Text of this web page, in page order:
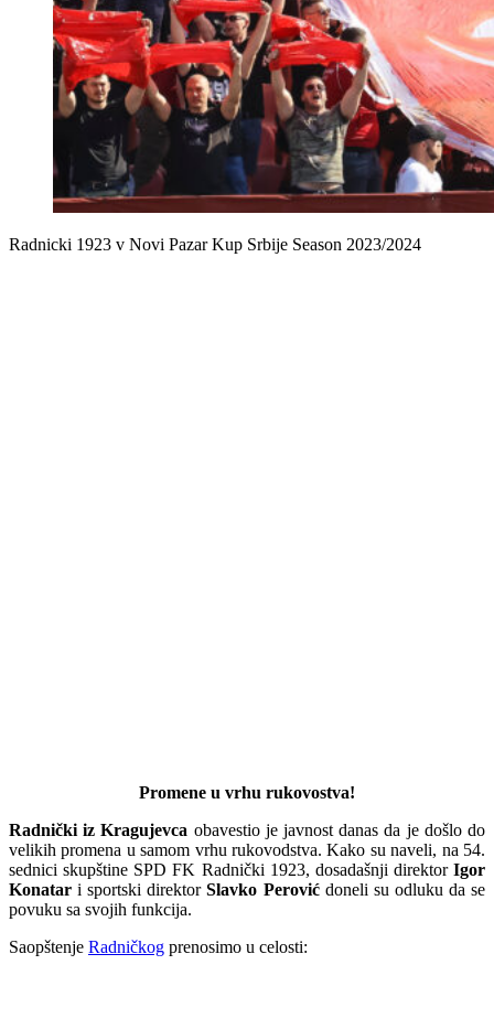
Radnicki 1923 v Novi Pazar Kup Srbije Season 2023/2024
Promene u vrhu rukovostva!
Radnički iz Kragujevca obavestio je javnost danas da je došlo do
velikih promena u samom vrhu rukovodstva. Kako su naveli, na 54.
sednici skupštine SPD FK Radnički 1923, dosadašnji direktorIgor
Konatar i sportski direktorSlavko Perovićdoneli su odluku da se
povuku sa svojih funkcija.
Saopštenje Radničkog prenosimo u celosti: